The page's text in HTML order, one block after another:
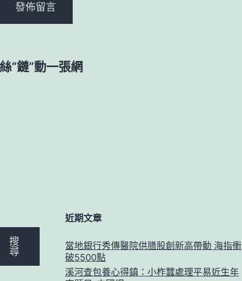
“鏈”動一張網
搜
尋
近期文章
當地銀行秀傳醫院供膳股創新高帶動 海指衝
破5500點
溪河查包養心得鎮：小柞蠶處理平易近生年